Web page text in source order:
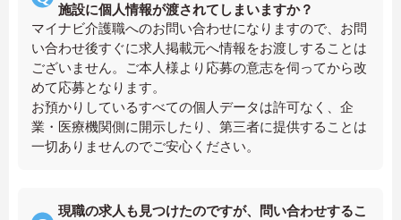
施設に個人情報が渡されてしまいますか？
マイナビ介護職へのお問い合わせになりますので、お問
い合わせ後すぐに求人掲載元へ情報をお渡しすることは
ございません。ご本人様より応募の意志を伺ってから改
めて応募となります。
お預かりしているすべての個人データは許可なく、企
業・医療機関側に開示したり、第三者に提供することは
一切ありませんのでご安心ください。
現職の求人も見つけたのですが、問い合わせするこ